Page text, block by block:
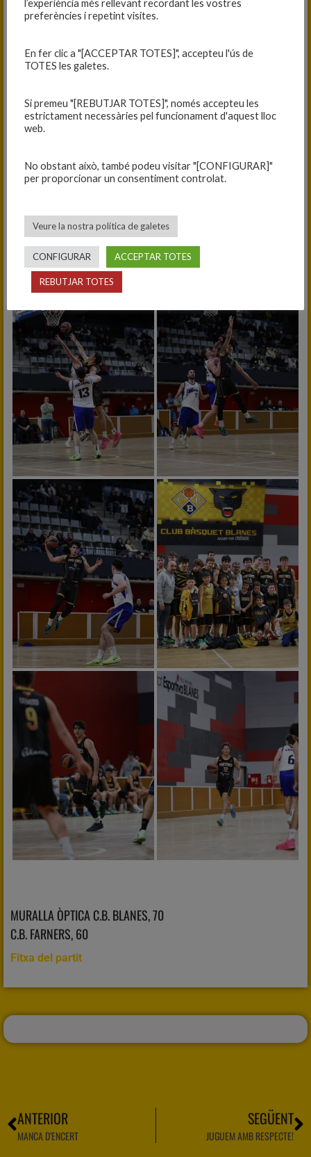
MURALLA ÒPTICA C.B. BLANES, 70
C.B. FARNERS, 60
Fitxa del partit
ANTERIOR
MANCA D’ENCERT
SEGÜENT
JUGUEM AMB RESPECTE!
l’experiència més rellevant recordant les vostres
preferències i repetint visites.
En fer clic a "[ACCEPTAR TOTES]", accepteu l'ús de
TOTES les galetes.
Si premeu "[REBUTJAR TOTES]", només accepteu les
estrictament necessàries pel funcionament d'aquest lloc
web.
No obstant això, també podeu visitar "[CONFIGURAR]"
per proporcionar un consentiment controlat.
Veure la nostra política de galetes
CONFIGURAR ACCEPTAR TOTES
REBUTJAR TOTES